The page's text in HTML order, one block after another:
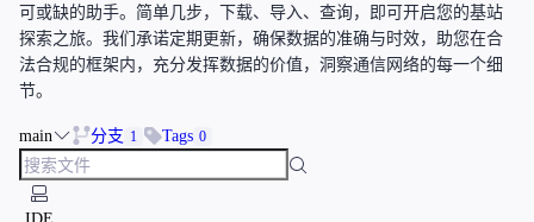
可或缺的助手。简单几步，下载、导入、查询，即可开启您的基站
探索之旅。我们承诺定期更新，确保数据的准确与时效，助您在合
法合规的框架内，充分发挥数据的价值，洞察通信网络的每一个细
节。
main 分支 1 Tags 0